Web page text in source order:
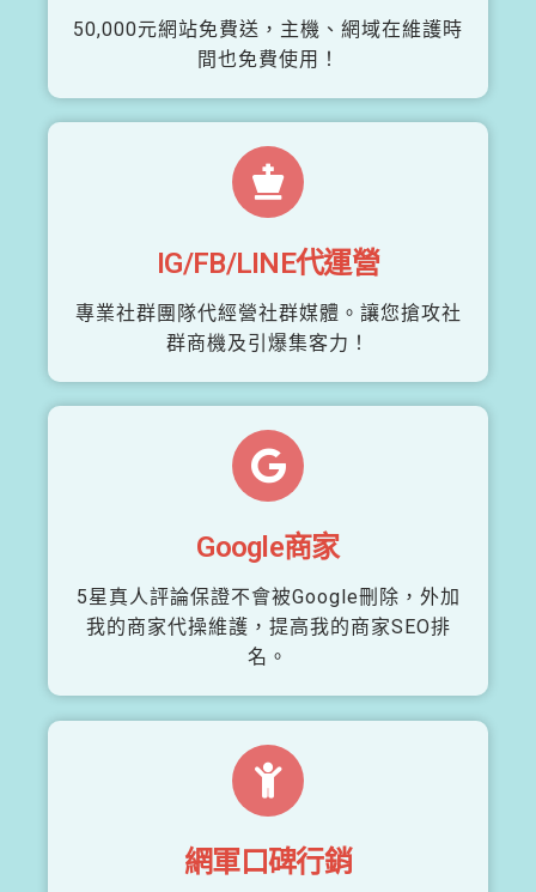
50,000元網站免費送，主機、網域在維護時
間也免費使用！
IG/FB/LINE代運營
專業社群團隊代經營社群媒體。讓您搶攻社
群商機及引爆集客力！
Google商家
5星真人評論保證不會被Google刪除，外加
我的商家代操維護，提高我的商家SEO排
名。
網軍口碑行銷